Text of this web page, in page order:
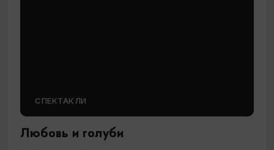
СПЕКТАКЛИ
Любовь и голуби